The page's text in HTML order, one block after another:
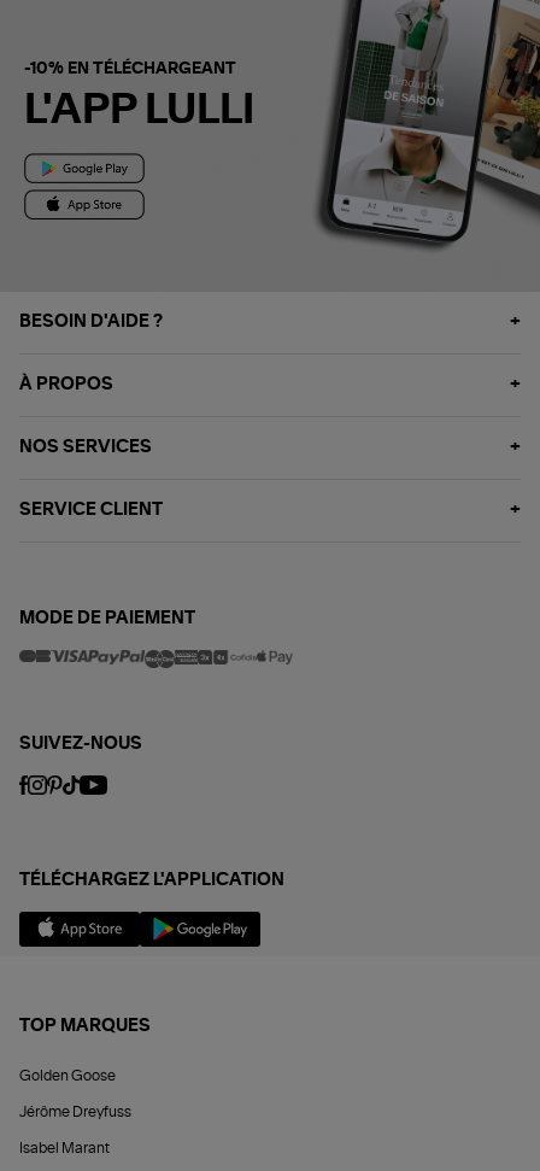
-10% EN TÉLÉCHARGEANT
L'APP LULLI
BESOIN D'AIDE ?
À PROPOS
NOS SERVICES
SERVICE CLIENT
MODE DE PAIEMENT
SUIVEZ-NOUS
TÉLÉCHARGEZ L'APPLICATION
TOP MARQUES
Golden Goose
Jérôme Dreyfuss
Isabel Marant